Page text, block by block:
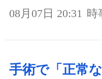
08月07日 20:31 時
手術で「正常